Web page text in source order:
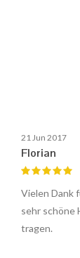
21 Jun 2017
Florian
Vielen Dank
sehr schöne
tragen.